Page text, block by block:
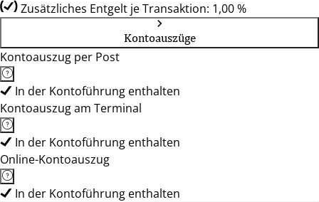
Zusätzliches Entgelt je Transaktion: 1,00 %
Kontoauszüge
Kontoauszug per Post
In der Kontoführung enthalten
Kontoauszug am Terminal
In der Kontoführung enthalten
Online-Kontoauszug
In der Kontoführung enthalten